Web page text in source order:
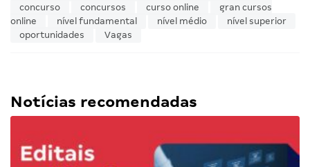
concurso
concursos curso online
gran cursos
online
nível fundamental nível médio
nível superior
oportunidades
Vagas
Notícias recomendadas